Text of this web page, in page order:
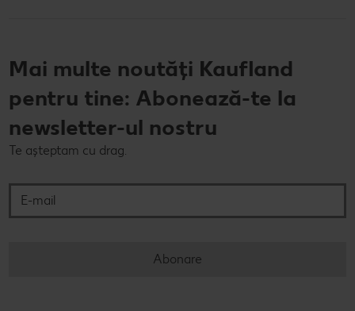
Mai multe noutăți Kaufland
pentru tine: Abonează-te la
newsletter-ul nostru
Te așteptam cu drag.
Abonare